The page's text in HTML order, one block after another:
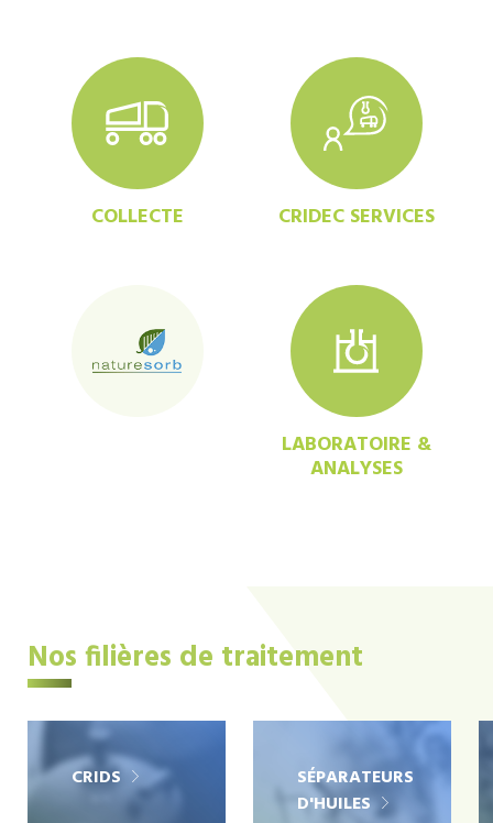
COLLECTE CRIDEC SERVICES
LABORATOIRE &
ANALYSES
Nos filières de traitement
CRIDS
SÉPARATEURS
D'HUILES